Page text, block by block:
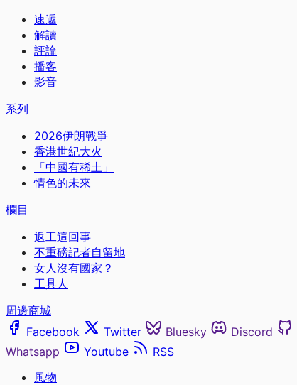
速遞
解讀
評論
播客
影音
系列
2026伊朗戰爭
香港世紀大火
「中國有稀土」
情色的未來
欄目
返工這回事
不重磅記者自留地
女人沒有國家？
工具人
周邊商城
Facebook
Twitter Bluesky Discord
Whatsapp
Youtube
RSS
風物